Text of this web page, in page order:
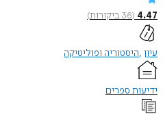
36ביקורות)
ופוליטיקה
ספרים